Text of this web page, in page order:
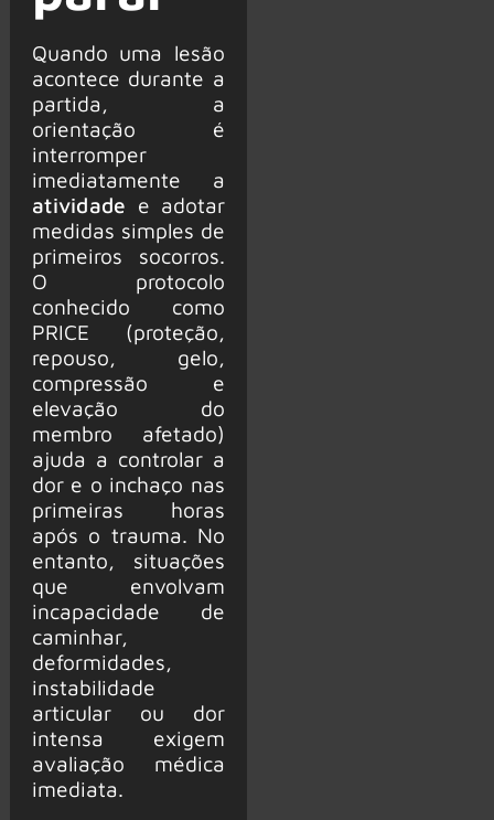
Quando uma lesão
acontece durante a
partida, a
orientação é
interromper
imediatamente a
atividade e adotar
medidas simples de
primeiros socorros.
O protocolo
conhecido como
PRICE (proteção,
repouso, gelo,
compressão e
elevação do
membro afetado)
ajuda a controlar a
dor e o inchaço nas
primeiras horas
após o trauma. No
entanto, situações
que envolvam
incapacidade de
caminhar,
deformidades,
instabilidade
articular ou dor
intensa exigem
avaliação médica
imediata.